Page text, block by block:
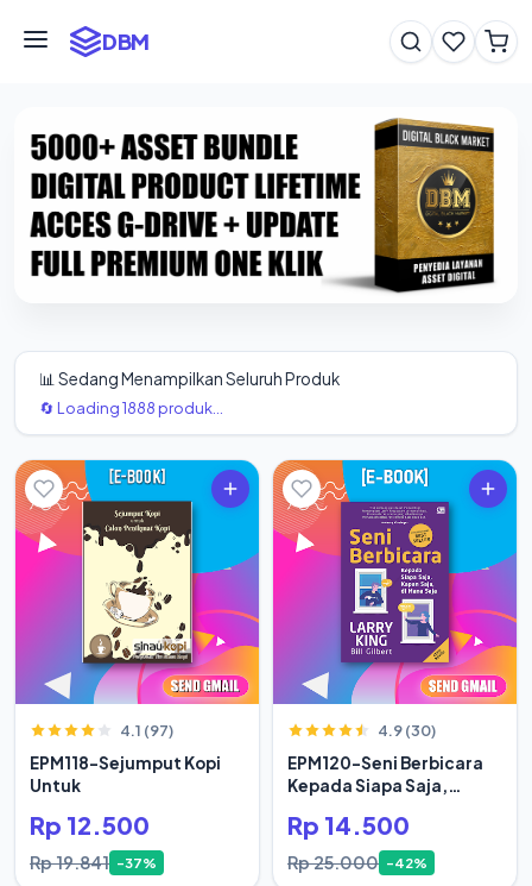
DBM
📊 Sedang Menampilkan Seluruh Produk
🔄 Loading 1888 produk...
4.1 (97)
EPM118-Sejumput Kopi
Untuk
Rp 12.500
Rp 19.841 -37%
4.9 (30)
EPM120-Seni Berbicara
Kepada Siapa Saja,
Rp 14.500
Rp 25.000 -42%